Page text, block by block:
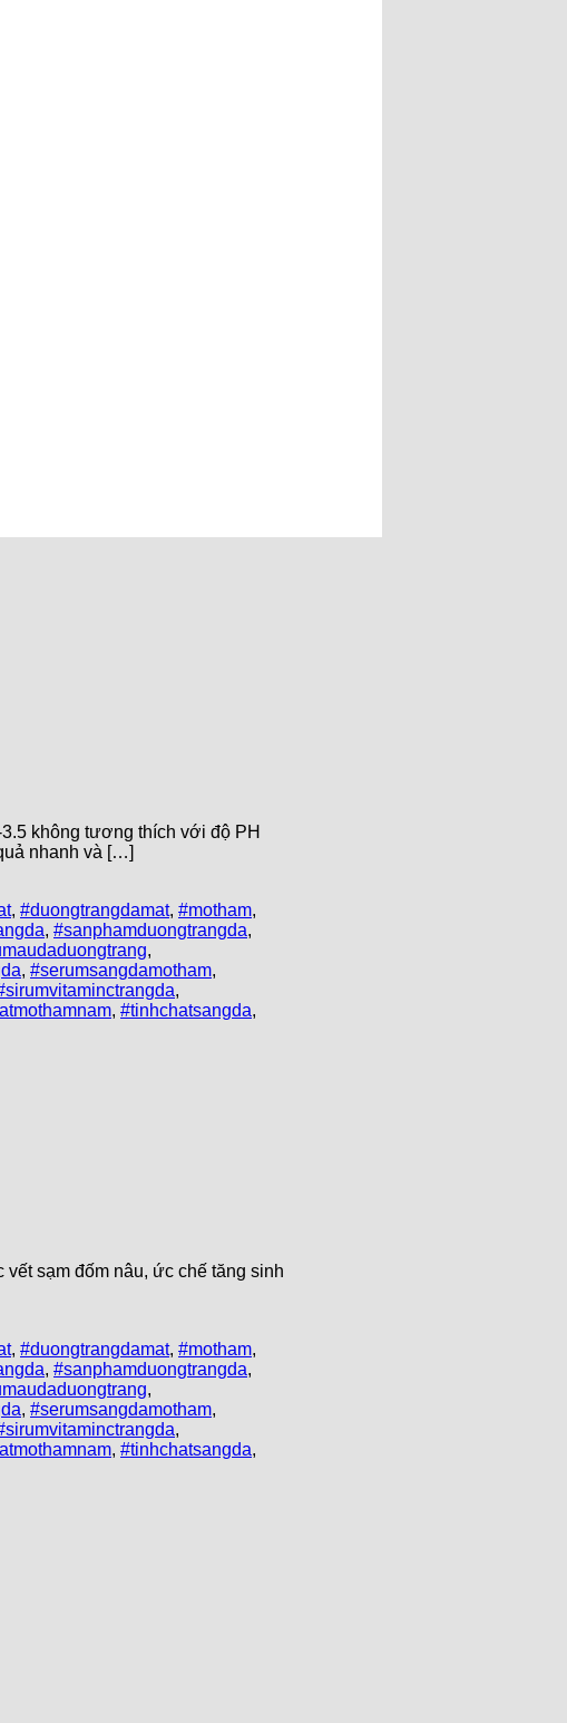
không tương thích với độ PH
nhanh và […]
, #duongtrangdamat, #motham,
, #sanphamduongtrangda,
,
, #serumsangdamotham,
,
, #tinhchatsangda,
sạm đốm nâu, ức chế tăng sinh
, #duongtrangdamat, #motham,
, #sanphamduongtrangda,
,
, #serumsangdamotham,
,
, #tinhchatsangda,